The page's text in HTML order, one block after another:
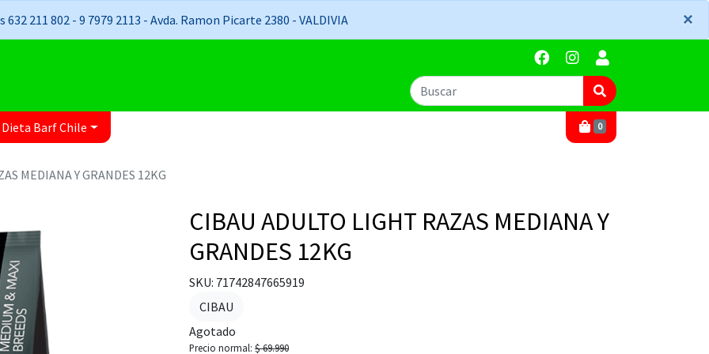
632 211 802 - 9 7979 2113 - Avda. Ramon Picarte 2380 - VALDIVIA ×
×
Barf Chile 0
MEDIANA Y GRANDES 12KG
CIBAU ADULTO LIGHT RAZAS MEDIANA Y
GRANDES 12KG
SKU: 71742847665919
CIBAU
Agotado
Precio normal: $ 69.990